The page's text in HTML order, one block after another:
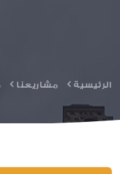
الرئيسية مشاريعنا